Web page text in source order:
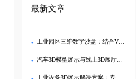
最新文章
工业园区三维数字沙盘：结合VR设备全方位展示产业布局
汽车3D模型展示与线上3D展厅一体化解决方案
工业设备3D展示解决方案：专业三维建模与线上3D展示服务